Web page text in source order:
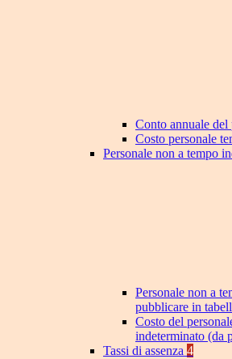
Conto annuale del
Costo personale
Personale non a tempo
Personale non a
pubblicare in
Costo del
indeterminato (da
Tassi di assenza 4